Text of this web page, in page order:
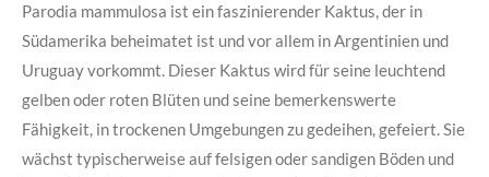
Parodia mammulosa ist ein faszinierender Kaktus, der in
Südamerika beheimatet ist und vor allem in Argentinien und
Uruguay vorkommt. Dieser Kaktus wird für seine leuchtend
gelben oder roten Blüten und seine bemerkenswerte
Fähigkeit, in trockenen Umgebungen zu gedeihen, gefeiert. Sie
wächst typischerweise auf felsigen oder sandigen Böden und